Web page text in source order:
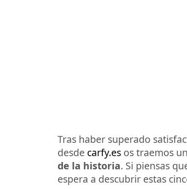
Tras haber superado
desde carfy.es os traemos
de la historia. Si piensas
espera a descubrir estas